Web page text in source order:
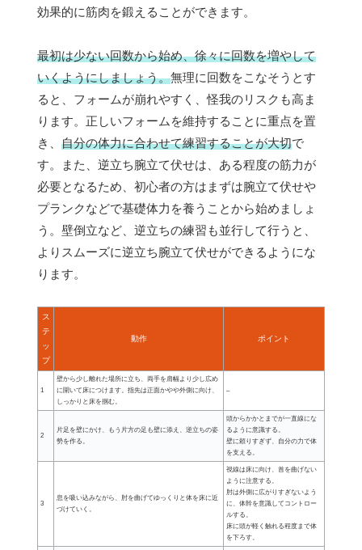
効果的に筋肉を鍛えることができます。
最初は少ない回数から始め、徐々に回数を増やして
いくようにしましょう。無理に回数をこなそうとす
ると、フォームが崩れやすく、怪我のリスクも高ま
ります。正しいフォームを維持することに重点を置
き、 自分の体力に合わせて練習することが大切で
す。また、逆立ち腕立て伏せは、ある程度の筋力が
必要となるため、初心者の方はまずは腕立て伏せや
プランクなどで基礎体力を養うことから始めましょ
う。壁倒立など、逆立ちの練習も並行して行うと、
よりスムーズに逆立ち腕立て伏せができるようにな
ります。
ス
テ
ッ
プ
動作 ポイント
1
壁から少し離れた場所に立ち、両手を肩幅より少し広め
に開いて床につけます。指先は正面かやや外側に向け、
しっかりと床を掴む。
–
2
片足を壁にかけ、もう片方の足も壁に添え、逆立ちの姿
勢を作る。
頭からかかとまでが一直線にな
るように意識する。
壁に頼りすぎず、自分の力で体
を支える。
3
息を吸い込みながら、肘を曲げてゆっくりと体を床に近
づけていく。
視線は床に向け、首を曲げない
ように注意する。
肘は外側に広がりすぎないよう
に、体幹を意識してコントロー
ルする。
床に頭が軽く触れる程度まで体
を下ろす。